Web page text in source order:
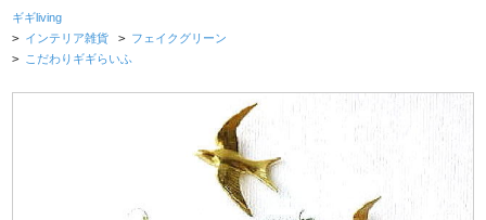
ギギliving
> インテリア雑貨 > フェイクグリーン
> こだわりギギらいふ